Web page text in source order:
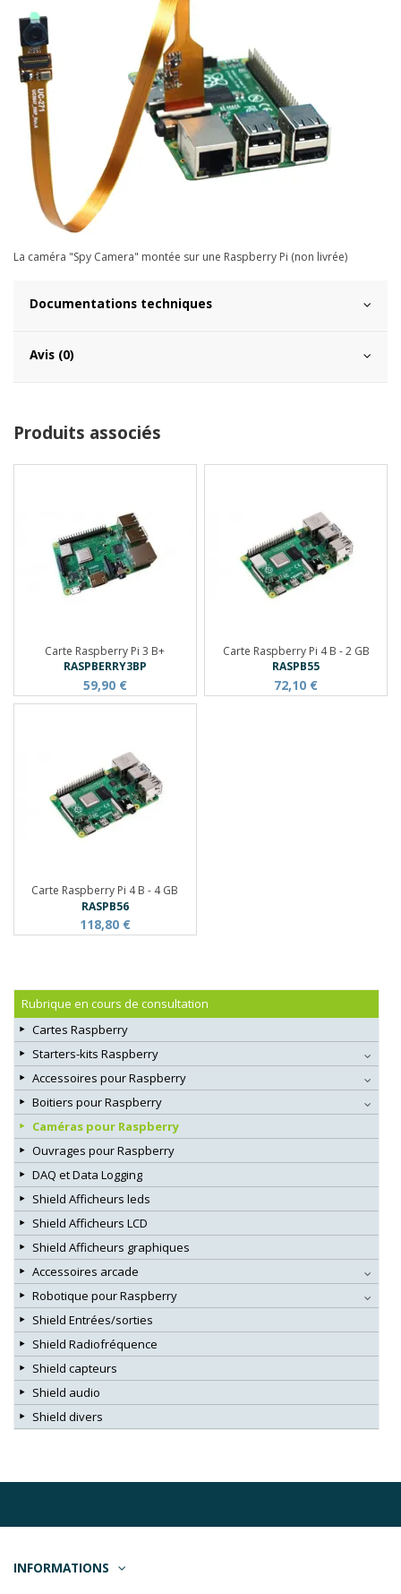
La caméra "Spy Camera" montée sur une Raspberry Pi (non livrée)
Documentations techniques
Avis (0)
Produits associés
Carte Raspberry Pi 3 B+
RASPBERRY3BP
59,90 €
Carte Raspberry Pi 4 B - 2 GB
RASPB55
72,10 €
Carte Raspberry Pi 4 B - 4 GB
RASPB56
118,80 €
Rubrique en cours de consultation
Cartes Raspberry
Starters-kits Raspberry
Accessoires pour Raspberry
Boitiers pour Raspberry
Caméras pour Raspberry
Ouvrages pour Raspberry
DAQ et Data Logging
Shield Afficheurs leds
Shield Afficheurs LCD
Shield Afficheurs graphiques
Accessoires arcade
Robotique pour Raspberry
Shield Entrées/sorties
Shield Radiofréquence
Shield capteurs
Shield audio
Shield divers
INFORMATIONS